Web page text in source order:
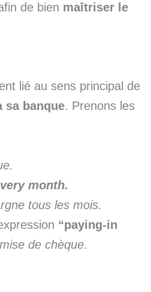
de bien maîtriser le
lié au sens principal de
sa banque. Prenons les
month.
tous les mois.
“paying-in
de chèque.